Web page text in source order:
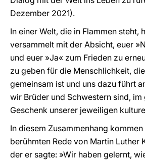
Dezember 2021).
In einer Welt, die in Flammen steht,
versammelt mit der Absicht, euer
und euer »Ja« zum Frieden zu
zu geben für die Menschlichkeit,
gemeinsam ist und uns dazu führt
wir Brüder und Schwestern sind,
Geschenk unserer jeweiligen
In diesem Zusammenhang
berühmten Rede von Martin Luther
der er sagte: »Wir haben gelernt,